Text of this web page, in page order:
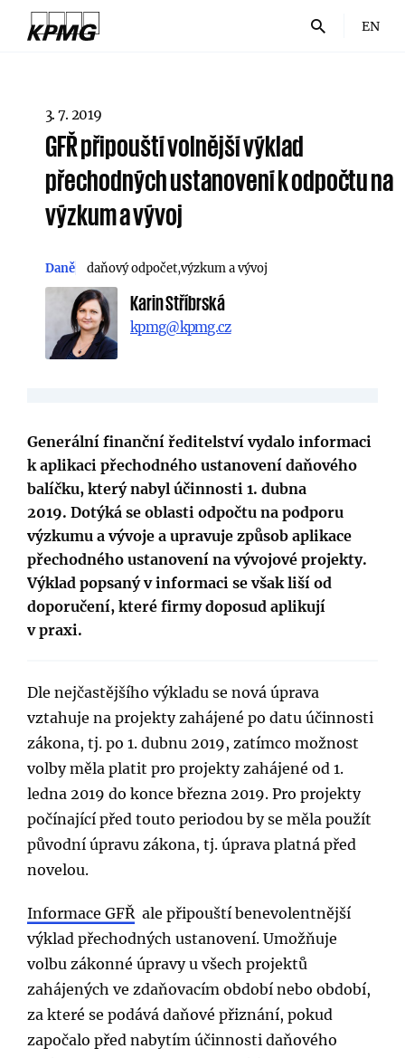
EN
3. 7. 2019
GFŘ připouští volnější výklad
přechodných ustanovení k odpočtu na
výzkum a vývoj
Daně daňový odpočet výzkum a vývoj
Karin Stříbrská
kpmg@kpmg.cz
Generální finanční ředitelství vydalo informaci
k aplikaci přechodného ustanovení daňového
balíčku, který nabyl účinnosti 1. dubna
2019. Dotýká se oblasti odpočtu na podporu
výzkumu a vývoje a upravuje způsob aplikace
přechodného ustanovení na vývojové projekty.
Výklad popsaný v informaci se však liší od
doporučení, které firmy doposud aplikují
v praxi.
Dle nejčastějšího výkladu se nová úprava
vztahuje na projekty zahájené po datu účinnosti
zákona, tj. po 1. dubnu 2019, zatímco možnost
volby měla platit pro projekty zahájené od 1.
ledna 2019 do konce března 2019. Pro projekty
počínající před touto periodou by se měla použít
původní úpravu zákona, tj. úprava platná před
novelou.
Informace GFŘ ale připouští benevolentnější
výklad přechodných ustanovení. Umožňuje
volbu zákonné úpravy u všech projektů
zahájených ve zdaňovacím období nebo období,
za které se podává daňové přiznání, pokud
započalo před nabytím účinnosti daňového